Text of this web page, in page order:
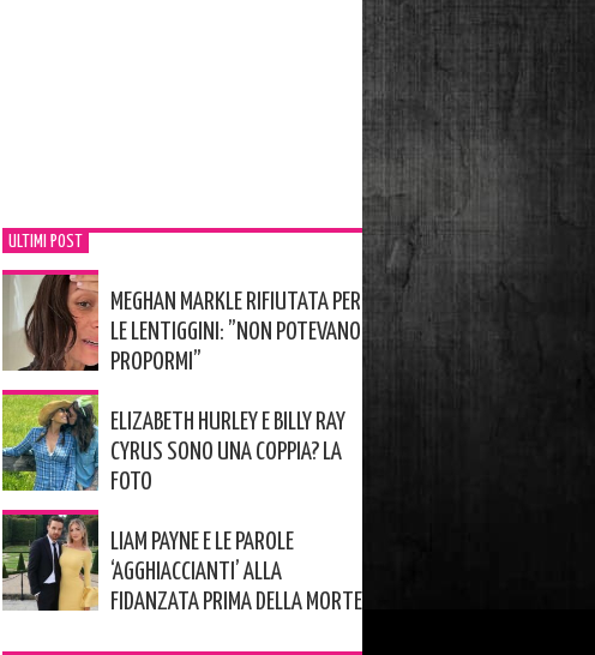
ULTIMI POST
MEGHAN MARKLE RIFIUTATA PER
LE LENTIGGINI: ”NON POTEVANO
PROPORMI”
ELIZABETH HURLEY E BILLY RAY
CYRUS SONO UNA COPPIA? LA
FOTO
LIAM PAYNE E LE PAROLE
‘AGGHIACCIANTI’ ALLA
FIDANZATA PRIMA DELLA MORTE